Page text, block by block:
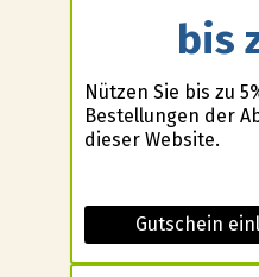
bis
Nützen Sie bis zu
Bestellungen der
dieser Website.
Gutschein